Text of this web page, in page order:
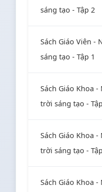
sáng tạo - Tập 2
Sách Giáo Viên -
sáng tạo - Tập 1
Sách Giáo Khoa -
trời sáng tạo -
Sách Giáo Khoa -
trời sáng tạo -
Sách Giáo Khoa